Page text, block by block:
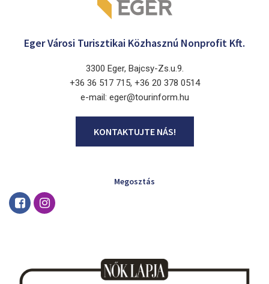
Eger Városi Turisztikai Közhasznú Nonprofit Kft.
3300 Eger, Bajcsy-Zs.u.9.
+36 36 517 715, +36 20 378 0514
e-mail: eger@tourinform.hu
KONTAKTUJTE NÁS!
Megosztás